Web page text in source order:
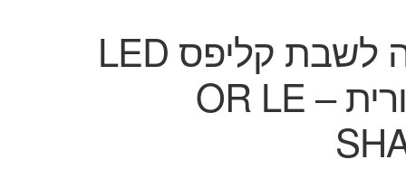
מנורה לשבת קליפס LED
המקורית – OR LE